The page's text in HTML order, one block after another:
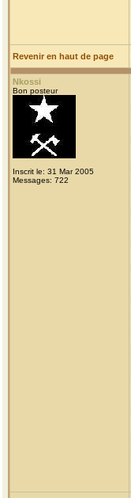
Revenir en haut de page
Nkossi
Bon posteur
Inscrit le: 31 Mar 2005
Messages: 722